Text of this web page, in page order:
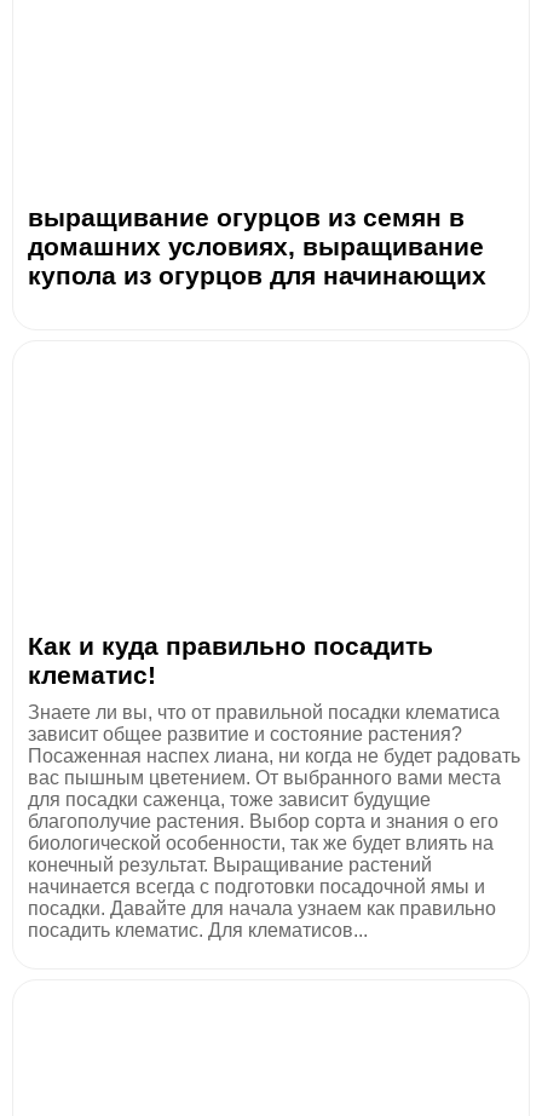
выращивание огурцов из семян в
домашних условиях, выращивание
купола из огурцов для начинающих
Как и куда правильно посадить
клематис!
Знаете ли вы, что от правильной посадки клематиса
зависит общее развитие и состояние растения?
Посаженная наспех лиана, ни когда не будет радовать
вас пышным цветением. От выбранного вами места
для посадки саженца, тоже зависит будущие
благополучие растения. Выбор сорта и знания о его
биологической особенности, так же будет влиять на
конечный результат. Выращивание растений
начинается всегда с подготовки посадочной ямы и
посадки. Давайте для начала узнаем как правильно
посадить клематис. Для клематисов...